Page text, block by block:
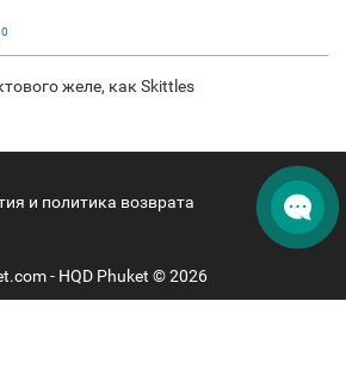
0
желе, как Skittles
и политика возврата
- HQD Phuket © 2026